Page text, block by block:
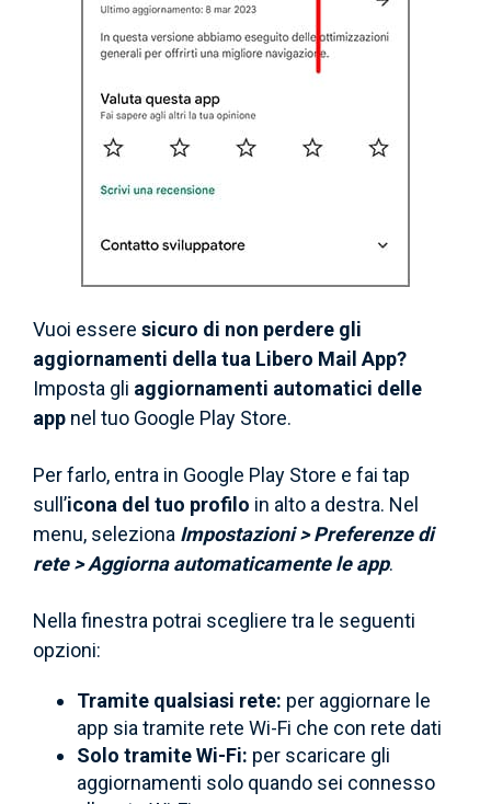
Vuoi essere sicuro di non perdere gli
aggiornamenti della tua Libero Mail App?
Imposta gli aggiornamenti automatici delle
app nel tuo Google Play Store.
Per farlo, entra in Google Play Store e fai tap
sull’icona del tuo profilo in alto a destra. Nel
menu, seleziona Impostazioni > Preferenze di
rete > Aggiorna automaticamente le app.
Nella finestra potrai scegliere tra le seguenti
opzioni:
Tramite qualsiasi rete: per aggiornare le
app sia tramite rete Wi-Fi che con rete dati
Solo tramite Wi-Fi: per scaricare gli
aggiornamenti solo quando sei connesso